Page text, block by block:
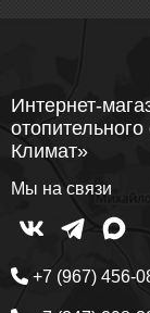
Интернет-
Климат»
Мы на связи
+7 (967) 456-